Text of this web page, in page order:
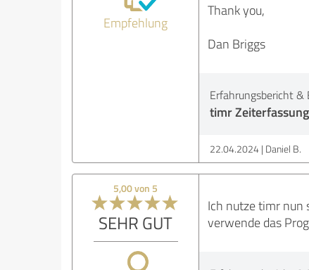
Empfehlung
Thank you,
Dan Briggs
Erfahrungsbericht &
timr Zeiterfassung
22.04.2024 Daniel B.
5,00 von 5
SEHR GUT
Ich nutze timr nun
verwende das